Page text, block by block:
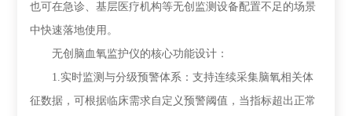
也可在急诊、基层医疗机构等无创监测设备配置不足的场景
中快速落地使用。
无创脑血氧监护仪的核心功能设计：
1.实时监测与分级预警体系：支持连续采集脑氧相关体
征数据，可根据临床需求自定义预警阈值，当指标超出正常